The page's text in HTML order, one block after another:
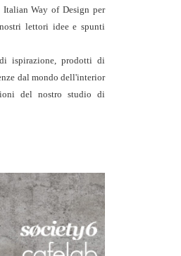
Italian Way of Design per
lettori idee e spunti
ispirazione, prodotti di
dal mondo dell'interior
del nostro studio di